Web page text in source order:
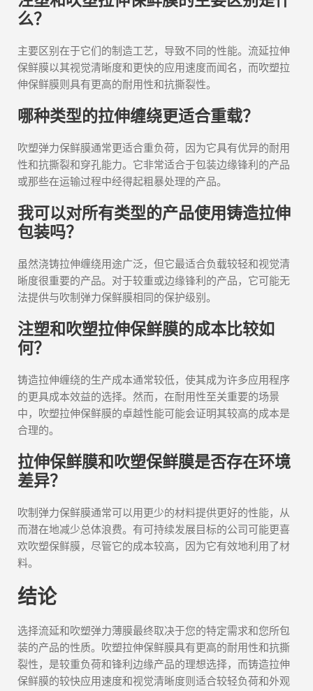
么？
主要区别在于它们的制造工艺，导致不同的性能。流延拉伸
保鲜膜以其视觉清晰度和更快的应用速度而闻名，而吹塑拉
伸保鲜膜则具有更高的耐用性和抗撕裂性。
哪种类型的拉伸缠绕更适合重载？
吹塑弹力保鲜膜通常更适合重负荷，因为它具有优异的耐用
性和抗撕裂和穿孔能力。它非常适合于包装边缘锋利的产品
或那些在运输过程中经得起粗暴处理的产品。
我可以对所有类型的产品使用铸造拉伸
包装吗？
虽然浇铸拉伸缠绕用途广泛，但它最适合负载较轻和视觉清
晰度很重要的产品。对于较重或边缘锋利的产品，它可能无
法提供与吹制弹力保鲜膜相同的保护级别。
注塑和吹塑拉伸保鲜膜的成本比较如
何？
铸造拉伸缠绕的生产成本通常较低，使其成为许多应用程序
的更具成本效益的选择。然而，在耐用性至关重要的场景
中，吹塑拉伸保鲜膜的卓越性能可能会证明其较高的成本是
合理的。
拉伸保鲜膜和吹塑保鲜膜是否存在环境
差异？
吹制弹力保鲜膜通常可以用更少的材料提供更好的性能，从
而潜在地减少总体浪费。有可持续发展目标的公司可能更喜
欢吹塑保鲜膜，尽管它的成本较高，因为它有效地利用了材
料。
结论
选择流延和吹塑弹力薄膜最终取决于您的特定需求和您所包
装的产品的性质。吹塑拉伸保鲜膜具有更高的耐用性和抗撕
裂性，是较重负荷和锋利边缘产品的理想选择，而铸造拉伸
保鲜膜的较快应用速度和视觉清晰度则适合较轻负荷和外观